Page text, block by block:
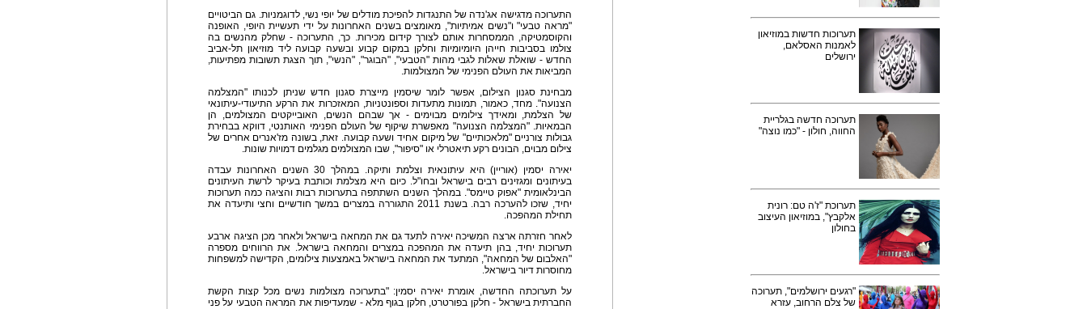
תערוכות חדשות במוזיאון
לאמנות האסלאם,
ירושלים
תערוכה חדשה בגלריית
החווה, חולון - "כמו נוצה"
תערוכת "ז'ה טם: רונית
אלקבץ", במוזיאון העיצוב
בחולון
"רגעים ירושלמים", תערוכה
של צלם הרחוב, עזרא
התערוכה מדגישה אג'נדה של התנגדות להפיכת מודלים של יופי נשי, לדוגמניות. גם הביטויים
"מראה טבעי" ו"נשים אמיתיות", מאומצים בשנים האחרונות על ידי תעשיית היופי, האופנה
והקוסמטיקה, הממסחרות אותם לצורך קידום מכירות. כך, התערוכה - שחלק מהנשים בה
צולמו בסביבות חייהן היומיומיות וחלקן במקום קבוע ובשעה קבועה ליד מוזיאון תל-אביב
החדש - שואלת שאלות לגבי מהות "הטבעי", "הבוגר", "הנשי", תוך הצגת תשובות מפתיעות,
המביאות את העולם הפנימי של המצולמות.
מבחינת סגנון הצילום, אפשר לומר שיסמין מייצרת סגנון חדש שניתן לכנותו "המצלמה
הצנועה". מחד, כאמור, תמונות מתעדות וספונטניות, המאזכרות את הרקע התיעודי-עיתונאי
של הצלמת, ומאידך צילומים מבוימים - אך שבהם הנשים, האובייקטים המצולמים, הן
הבמאיות. "המצלמה הצנועה" מאפשרת שיקוף של העולם הפנימי האותנטי, דווקא בבחירת
גבולות צורניים "מלאכותיים" של מיקום אחיד ושעה קבועה. זאת, בשונה מז'אנרים אחרים של
צילום מבוים, הבונים רקע תיאטרלי או "סיפור", שבו המצולמים מגלמים דמויות שונות.
יאירה יסמין (אוריין) היא עיתונאית וצלמת ותיקה. במהלך 30 השנים האחרונות עבדה
בעיתונים ומגזינים רבים בישראל ובחו"ל. כיום היא מצלמת וכותבת בעיקר לרשת העיתונים
הבינלאומית "אפוק טיימס". במהלך השנים השתתפה בתערוכות רבות והציגה כמה תערוכות
יחיד, שזכו להערכה רבה. בשנת 2011 התגוררה במצרים במשך חודשיים וחצי ותיעדה את
תחילת המהפכה.
לאחר חזרתה ארצה המשיכה יאירה לתעד גם את המחאה בישראל ולאחר מכן הציגה ארבע
תערוכות יחיד, בהן תיעדה את המהפכה במצרים והמחאה בישראל. את הרווחים מספרה
"האלבום של המחאה", המתעד את המחאה בישראל באמצעות צילומים, הקדישה למשפחות
מחוסרות דיור בישראל.
על תערוכתה החדשה, אומרת יאירה יסמין: "בתערוכה מצולמות נשים מכל קצות הקשת
החברתית בישראל - חלקן בפורטרט, חלקן בגוף מלא - שמעדיפות את המראה הטבעי על פני